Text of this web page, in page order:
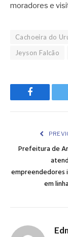
moradores e
Cachoeira do
Jeyson Falcão
Facebook
Prefeitura de
empreendedores
em